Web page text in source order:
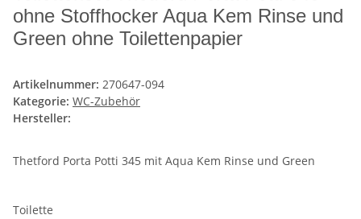
ohne Stoffhocker Aqua Kem Rinse und
Green ohne Toilettenpapier
Artikelnummer: 270647-094
Kategorie: WC-Zubehör
Hersteller:
Thetford Porta Potti 345 mit Aqua Kem Rinse und Green
Toilette